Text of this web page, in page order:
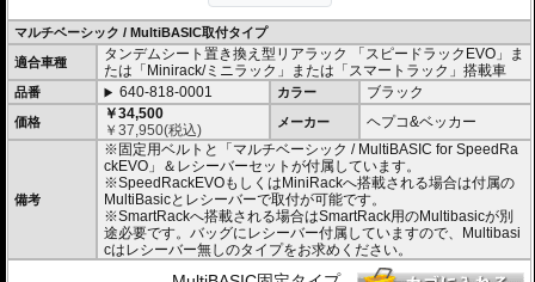
またタンデムシートへベルトで固定するタイプもございます。(バッグ自体の仕
様は全く同じです)
・荷物の量に合わせて調整できる可変容量リアバッグ。ツーリングに便利な機
能を凝縮したリアバッグです。
・撥水加工。 (完全防水を保証するものではありません)
・小物を入れるのに便利なサイドポケット
・バッグの開閉ロックやバッグの車体へのロックなど様々なセキュリティオプ
ション
の使用が可能。
・容量 7L(拡張時 10L)。
・外寸 H x W x D : 約18-25 x 26 x 31 cm
マルチベーシック / MultiBASIC取付タイプ
適合車種
タンデムシート置き換え型リアラック 「スピードラックEVO」ま
たは「Minirack/ミニラック」または「スマートラック」搭載車
品番 640-818-0001 カラー ブラック
価格
￥34,500
￥37,950(税込) メーカー ヘプコ&ベッカー
備考
※固定用ベルトと「マルチベーシック / MultiBASIC for SpeedRa
ckEVO」＆レシーバーセットが付属しています。
※SpeedRackEVOもしくはMiniRackへ搭載される場合は付属の
MultiBasicとレシーバーで取付が可能です。
※SmartRackへ搭載される場合はSmartRack用のMultibasicが別
途必要です。バッグにレシーバー付属していますので、Multibasi
cはレシーバー無しのタイプをお求めください。